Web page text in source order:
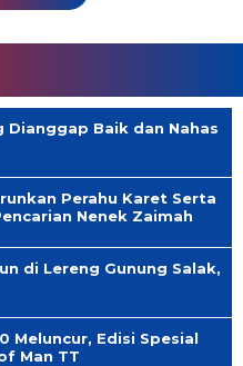
Dianggap Baik dan Nahas
Perahu Karet Serta
Nenek Zaimah
di Lereng Gunung Salak,
Meluncur, Edisi Spesial
Man TT